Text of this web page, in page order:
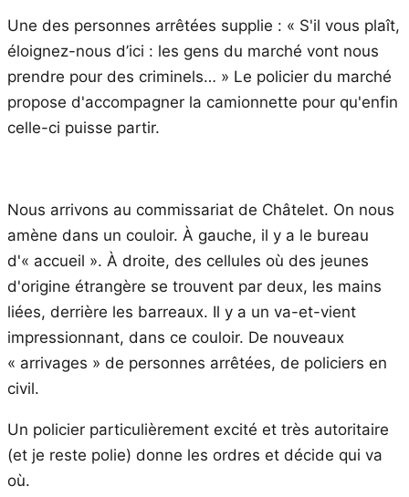
Une des personnes arrêtées supplie : « S'il vous plaît,
éloignez-nous d’ici : les gens du marché vont nous
prendre pour des criminels… » Le policier du marché
propose d'accompagner la camionnette pour qu'enfin
celle-ci puisse partir.
Nous arrivons au commissariat de Châtelet. On nous
amène dans un couloir. À gauche, il y a le bureau
d'« accueil ». À droite, des cellules où des jeunes
d'origine étrangère se trouvent par deux, les mains
liées, derrière les barreaux. Il y a un va-et-vient
impressionnant, dans ce couloir. De nouveaux
« arrivages » de personnes arrêtées, de policiers en
civil.
Un policier particulièrement excité et très autoritaire
(et je reste polie) donne les ordres et décide qui va
où.